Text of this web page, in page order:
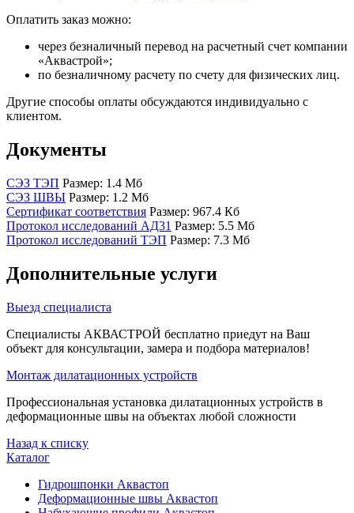
Оплатить заказ можно:
через безналичный перевод на расчетный счет компании
«Аквастрой»;
по безналичному расчету по счету для физических лиц.
Другие способы оплаты обсуждаются индивидуально с
клиентом.
Документы
СЭЗ ТЭП Размер: 1.4 Мб
СЭЗ ШВЫ Размер: 1.2 Мб
Сертификат соответствия Размер: 967.4 Кб
Протокол исследований АД31 Размер: 5.5 Мб
Протокол исследований ТЭП Размер: 7.3 Мб
Дополнительные услуги
Выезд специалиста
Специалисты АКВАСТРОЙ бесплатно приедут на Ваш
объект для консультации, замера и подбора материалов!
Монтаж дилатационных устройств
Профессиональная установка дилатационных устройств в
деформационные швы на объектах любой сложности
Назад к списку
Каталог
Гидрошпонки Аквастоп
Деформационные швы Аквастоп